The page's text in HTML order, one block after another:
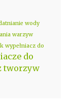
wody
warzyw
wypełniacz do
do
tworzyw